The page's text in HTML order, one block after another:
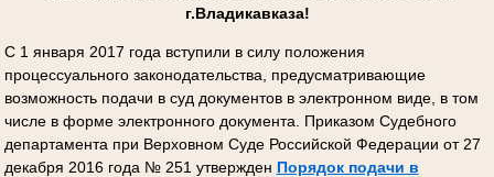
г.Владикавказа!
С 1 января 2017 года вступили в силу положения
процессуального законодательства, предусматривающие
возможность подачи в суд документов в электронном виде, в том
числе в форме электронного документа. Приказом Судебного
департамента при Верховном Суде Российской Федерации от 27
декабря 2016 года № 251 утвержден Порядок подачи в